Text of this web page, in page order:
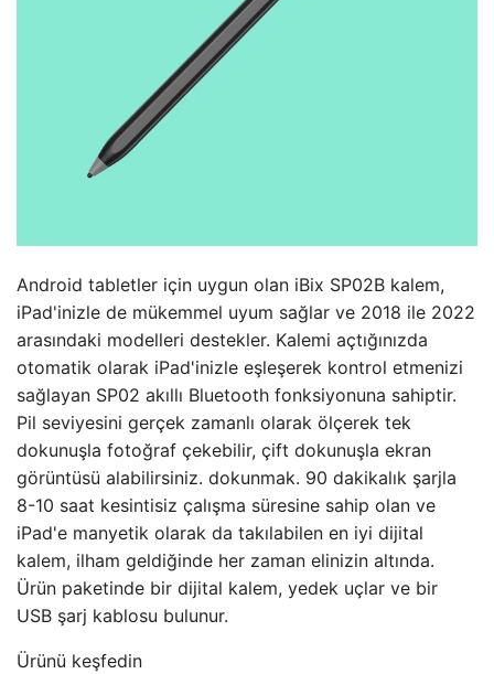
Android tabletler için uygun olan iBix SP02B kalem,
iPad'inizle de mükemmel uyum sağlar ve 2018 ile 2022
arasındaki modelleri destekler. Kalemi açtığınızda
otomatik olarak iPad'inizle eşleşerek kontrol etmenizi
sağlayan SP02 akıllı Bluetooth fonksiyonuna sahiptir.
Pil seviyesini gerçek zamanlı olarak ölçerek tek
dokunuşla fotoğraf çekebilir, çift dokunuşla ekran
görüntüsü alabilirsiniz. dokunmak. 90 dakikalık şarjla
8-10 saat kesintisiz çalışma süresine sahip olan ve
iPad'e manyetik olarak da takılabilen en iyi dijital
kalem, ilham geldiğinde her zaman elinizin altında.
Ürün paketinde bir dijital kalem, yedek uçlar ve bir
USB şarj kablosu bulunur.
Ürünü keşfedin